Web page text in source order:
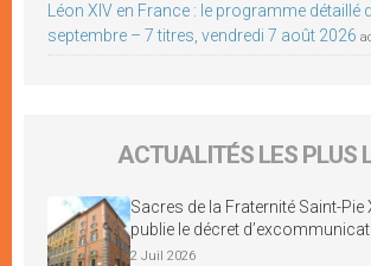
Léon XIV en France : le programme détaillé
septembre – 7 titres, vendredi 7 août 2026
ACTUALITÉS LES PLUS
Sacres de la Fraternité Saint-Pie
publie le décret
2 Juil 2026